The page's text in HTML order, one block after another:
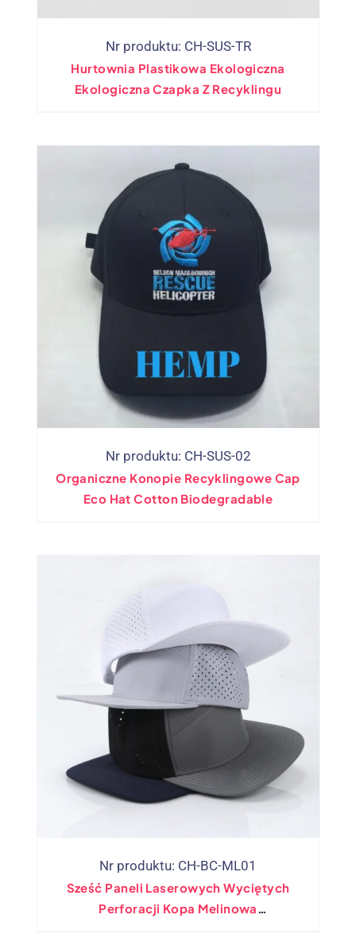
Nr produktu: CH-SUS-TR
Hurtownia Plastikowa Ekologiczna
Ekologiczna Czapka Z Recyklingu
Nr produktu: CH-SUS-02
Organiczne Konopie Recyklingowe Cap
Eco Hat Cotton Biodegradable
Nr produktu: CH-BC-ML01
Sześć Paneli Laserowych Wyciętych
Perforacji Kopa Melinowa